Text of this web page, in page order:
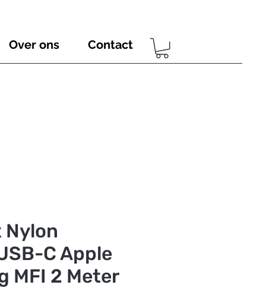
Over ons Contact
C Apple
MFI 2 Meter